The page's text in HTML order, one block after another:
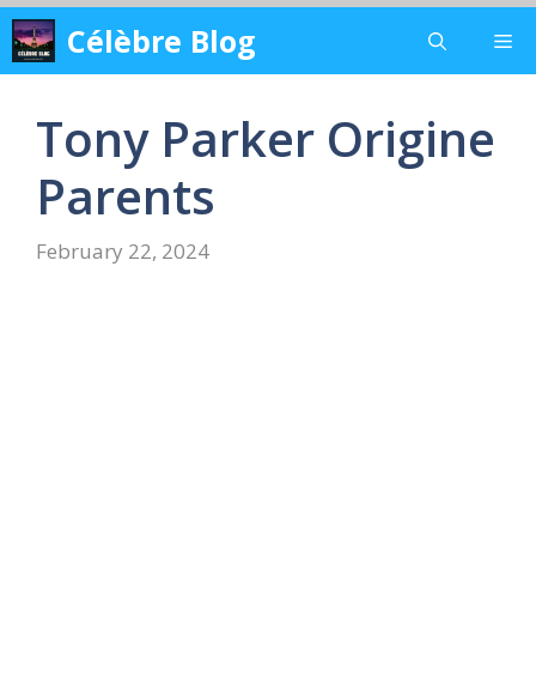
Skip
to
content
Célèbre Blog
Tony Parker Origine
Parents
February 22, 2024